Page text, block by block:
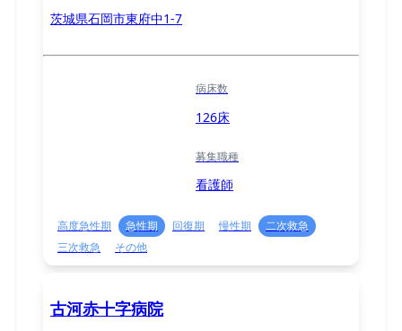
茨城県石岡市東府中1-7
病床数
126床
募集職種
看護師
高度急性期 急性期 回復期 慢性期
二次救急
三次救急
その他
古河赤十字病院